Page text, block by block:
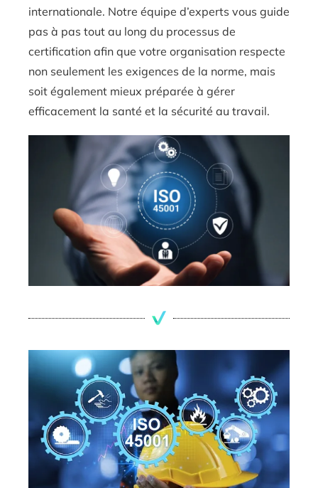
internationale. Notre équipe d’experts vous guide
pas à pas tout au long du processus de
certification afin que votre organisation respecte
non seulement les exigences de la norme, mais
soit également mieux préparée à gérer
efficacement la santé et la sécurité au travail.